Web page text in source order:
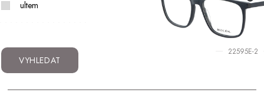
ultem
VYHLEDAT
22595E-2